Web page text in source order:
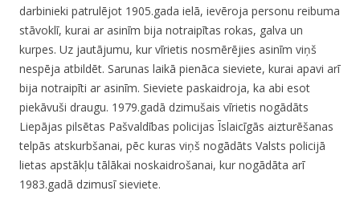
darbinieki patrulējot 1905.gada ielā, ievēroja personu reibuma
stāvoklī, kurai ar asinīm bija notraipītas rokas, galva un
kurpes. Uz jautājumu, kur vīrietis nosmērējies asinīm viņš
nespēja atbildēt. Sarunas laikā pienāca sieviete, kurai apavi arī
bija notraipīti ar asinīm. Sieviete paskaidroja, ka abi esot
piekāvuši draugu. 1979.gadā dzimušais vīrietis nogādāts
Liepājas pilsētas Pašvaldības policijas Īslaicīgās aizturēšanas
telpās atskurbšanai, pēc kuras viņš nogādāts Valsts policijā
lietas apstākļu tālākai noskaidrošanai, kur nogādāta arī
1983.gadā dzimusī sieviete.